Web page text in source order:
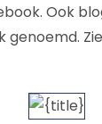
Ook
genoemd.